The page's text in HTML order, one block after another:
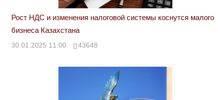
Рост НДС и изменения налоговой системы коснутся малого
бизнеса Казахстана
30.01.2025 11:00 43648